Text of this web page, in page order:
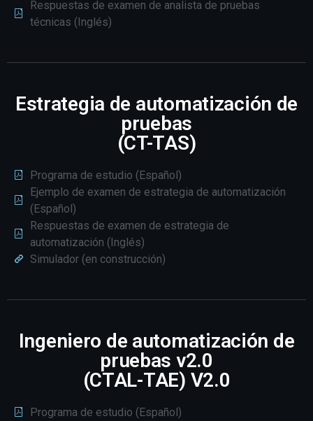
Respuestas de examen de analista de pruebas
técnicas (Inglés)
Estrategia de automatización de
pruebas
(CT-TAS)
Programa de estudio (Español)
Ejemplo de examen de estrategia de automatización
(Español)
Respuestas de examen de estrategia de
automatización (Inglés)
Simulador (en construcción)
Ingeniero de automatización de
pruebas v2.0
(CTAL-TAE) V2.0
Programa de estudio (Español)